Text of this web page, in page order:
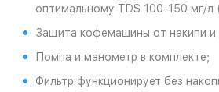
оптимальному TDS 100-150 мг/л
Защита кофемашины от накипи и
Помпа и манометр в комплекте;
Фильтр функционирует без